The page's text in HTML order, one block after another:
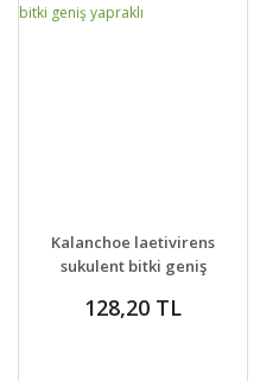
DETAYLAR
VER
Kalanchoe laetivirens
sukulent bitki geniş
128,20 TL